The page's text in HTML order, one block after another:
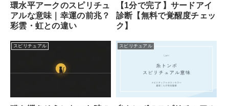
環水平アークのスピリチュ
アルな意味｜幸運の前兆？
彩雲・虹との違い
【1分で完了】サードアイ
診断【無料で覚醒度チェッ
ク】
スピリチュアル スピリチュアル